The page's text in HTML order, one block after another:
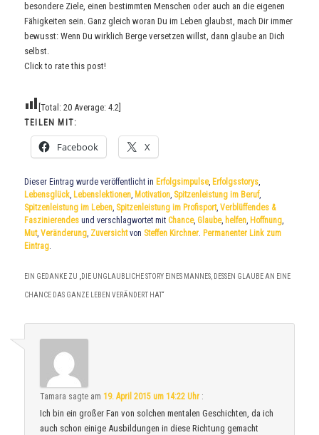
besondere Ziele, einen bestimmten Menschen oder auch an die eigenen
Fähigkeiten sein. Ganz gleich woran Du im Leben glaubst, mach Dir immer
bewusst: Wenn Du wirklich Berge versetzen willst, dann glaube an Dich
selbst.
Click to rate this post!
[Total:20 Average:4.2
TEILEN MIT:
Facebook X
Dieser Eintrag wurde veröffentlicht in Erfolgsimpulse, Erfolgsstorys,
Lebensglück, Lebenslektionen, Motivation, Spitzenleistung im Beruf,
Spitzenleistung im Leben, Spitzenleistung im Profisport,Verblüffendes &
Faszinierendes und verschlagwortet mitChance,Glaube, helfen, Hoffnung,
Mut,Veränderung, Zuversichtvon Steffen Kirchner. Permanenter Link zum
Eintrag.
EIN GEDANKE ZU „DIE UNGLAUBLICHE STORY EINES MANNES, DESSEN GLAUBE AN EINE
CHANCE DAS GANZE LEBEN VERÄNDERT HAT“
Tamara sagte am 19. April 2015 um 14:22 Uhr :
Ich bin ein großer Fan von solchen mentalen Geschichten, da ich
auch schon einige Ausbildungen in diese Richtung gemacht